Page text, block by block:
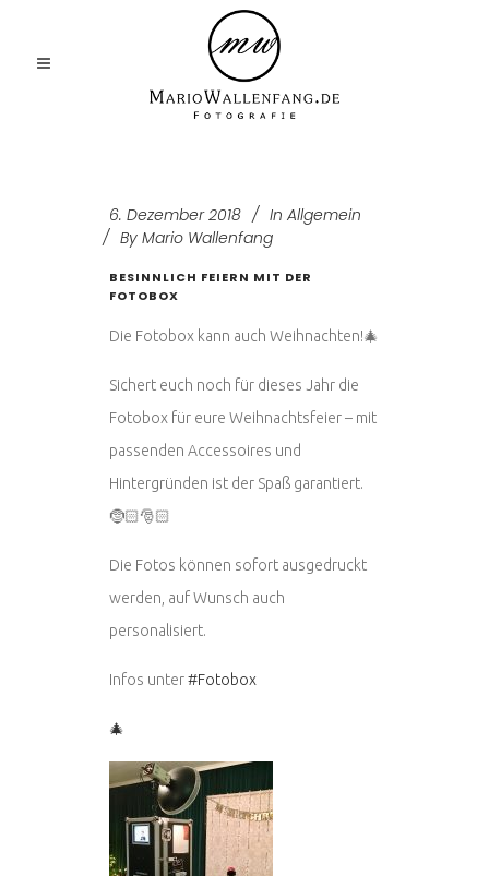
6. Dezember 2018 In Allgemein
By Mario Wallenfang
BESINNLICH FEIERN MIT DER
FOTOBOX
Die Fotobox kann auch Weihnachten!🎄
Sichert euch noch für dieses Jahr die
Fotobox für eure Weihnachtsfeier – mit
passenden Accessoires und
Hintergründen ist der Spaß garantiert.
🤶🏻🎅🏻
Die Fotos können sofort ausgedruckt
werden, auf Wunsch auch
personalisiert.
Infos unter#Fotobox
🎄